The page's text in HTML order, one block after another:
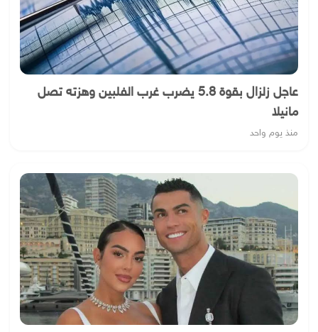
عاجل زلزال بقوة 5.8 يضرب غرب الفلبين وهزته تصل
مانيلا
منذ يوم واحد